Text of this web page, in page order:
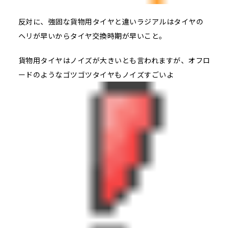
反対に、強固な貨物用タイヤと違いラジアルはタイヤの
ヘリが早いからタイヤ交換時期が早いこと。
貨物用タイヤはノイズが大きいとも言われますが、オフロ
ードのようなゴツゴツタイヤもノイズすごいよ